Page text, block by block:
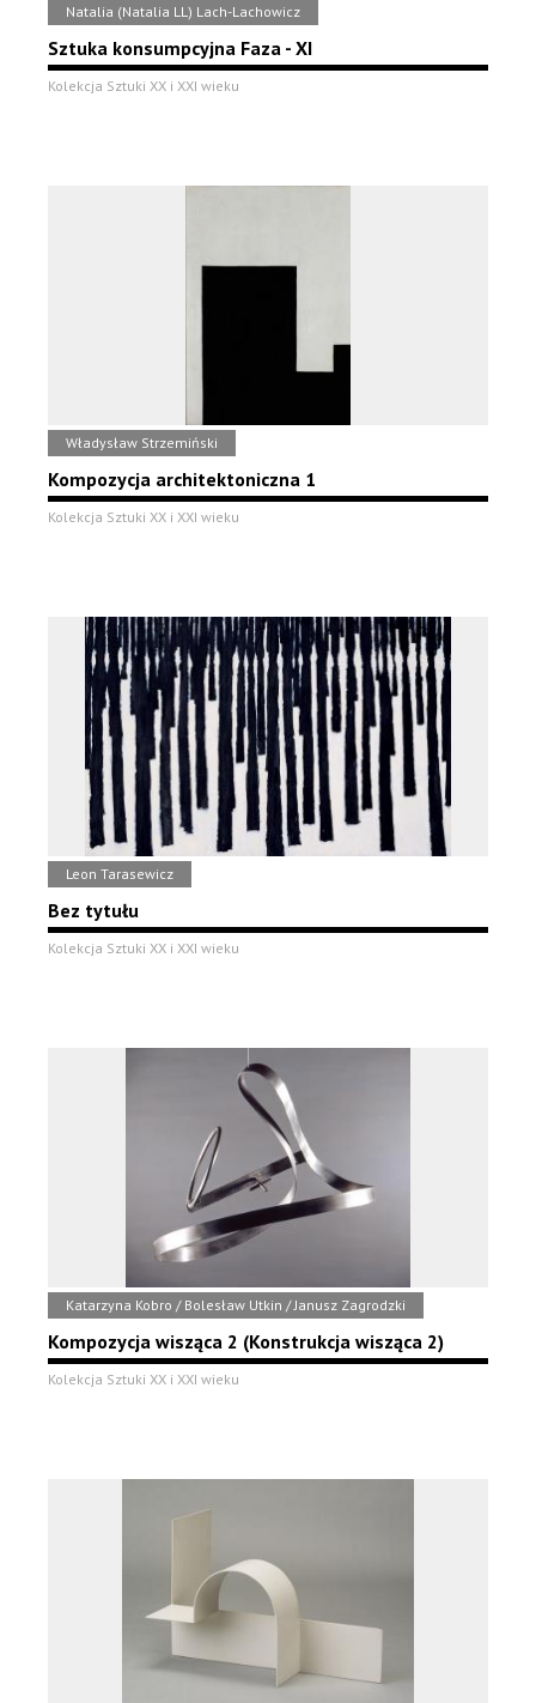
Natalia (Natalia LL) Lach-Lachowicz
Sztuka konsumpcyjna Faza - XI
Kolekcja Sztuki XX i XXI wieku
Władysław Strzemiński
Kompozycja architektoniczna 1
Kolekcja Sztuki XX i XXI wieku
Leon Tarasewicz
Bez tytułu
Kolekcja Sztuki XX i XXI wieku
Katarzyna Kobro / Bolesław Utkin / Janusz Zagrodzki
Kompozycja wisząca 2 (Konstrukcja wisząca 2)
Kolekcja Sztuki XX i XXI wieku